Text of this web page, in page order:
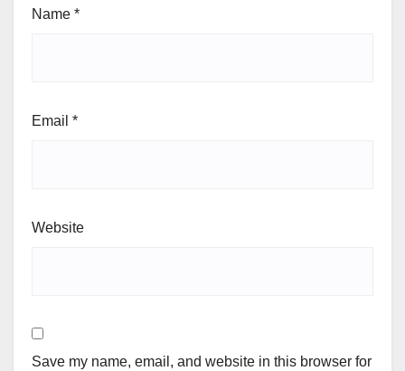
Name *
Email *
Website
Save my name, email, and website in this browser for